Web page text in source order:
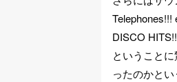
DISCO
ということ
ったのかと